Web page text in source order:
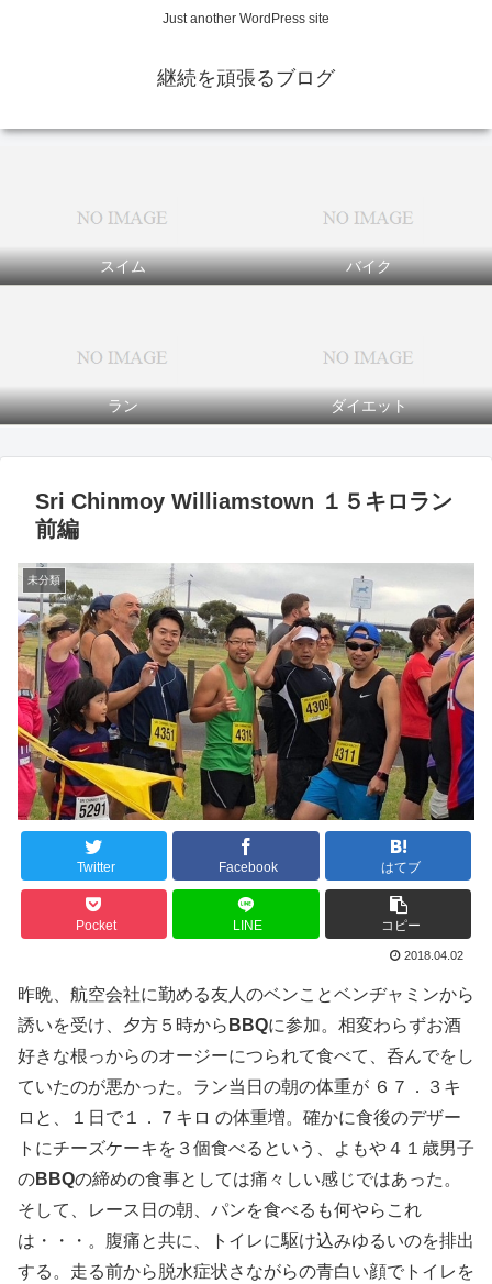
Just another WordPress site
継続を頑張るブログ
スイム バイク
ラン ダイエット
Sri Chinmoy Williamstown １５キロラン
前編
未分類
Twitter Facebook はてブ
Pocket LINE コピー
2018.04.02
昨晩、航空会社に勤める友人のベンことベンヂャミンから
誘いを受け、夕方５時から BBQに参加。相変わらずお酒
好きな根っからのオージーにつられて食べて、呑んでをし
ていたのが悪かった。ラン当日の朝の体重が ６７．３キ
ロと、１日で１．７キロ の体重増。確かに食後のデザー
トにチーズケーキを３個食べるという、よもや４１歳男子
のBBQの締めの食事としては痛々しい感じではあった。
そして、レース日の朝、パンを食べるも何やらこれ
は・・・。腹痛と共に、トイレに駆け込みゆるいのを排出
する。走る前から脱水症状さながらの青白い顔でトイレを